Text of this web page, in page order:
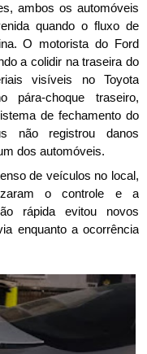
ambos os automóveis
quando o fluxo de
O motorista do Ford
a colidir na traseira do
visíveis no Toyota
pára-choque traseiro,
de fechamento do
não registrou danos
dos automóveis.
de veículos no local,
o controle e a
rápida evitou novos
enquanto a ocorrência